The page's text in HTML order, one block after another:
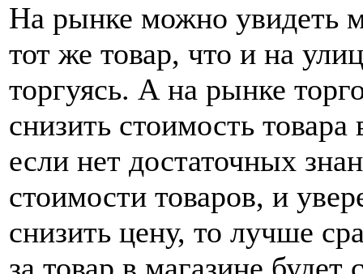
На рынке можно увидеть
тот же товар, что и на
торгуясь. А на рынке
снизить стоимость
если нет достаточных
стоимости товаров, и
снизить цену, то лучше